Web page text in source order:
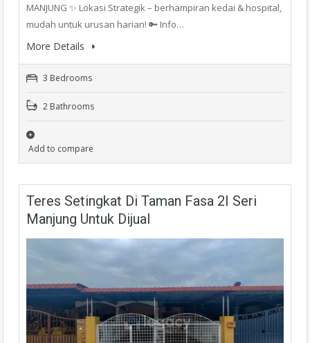
MANJUNG ✨ Lokasi Strategik – berhampiran kedai & hospital,
mudah untuk urusan harian! 🔑 Info…
More Details
3 Bedrooms
2 Bathrooms
Add to compare
Teres Setingkat Di Taman Fasa 2I Seri
Manjung Untuk Dijual